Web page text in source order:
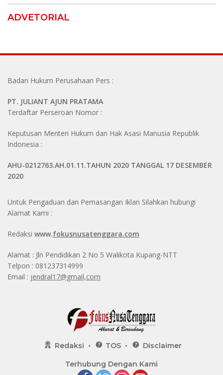
ADVETORIAL
Badan Hukum Perusahaan Pers :
PT. JULIANT AJUN PRATAMA
Terdaftar Perseroan Nomor :
Keputusan Menteri Hukum dan Hak Asasi Manusia Republik
Indonesia :
AHU-0212763.AH.01.11.TAHUN 2020 TANGGAL 17 DESEMBER
2020
Untuk Pengaduan dan Pemasangan Iklan Silahkan hubungi
Alamat Kami :
Redaksi www.fokusnusatenggara.com
Alamat : Jln Pendidikan 2 No 5 Walikota Kupang-NTT
Telpon : 081237314999
Email : jendral17@gmail,com
Redaksi TOS Disclaimer
Terhubung Dengan Kami